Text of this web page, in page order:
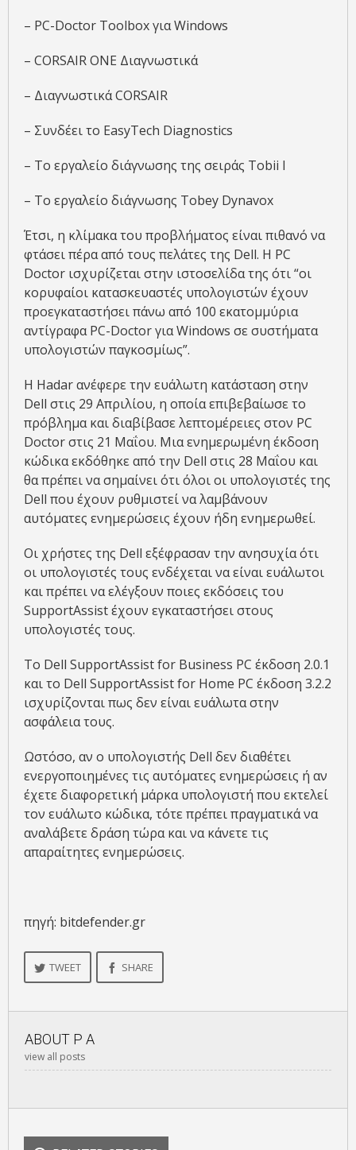
– PC-Doctor Toolbox για Windows
– CORSAIR ONE Διαγνωστικά
– Διαγνωστικά CORSAIR
– Συνδέει το EasyTech Diagnostics
– Το εργαλείο διάγνωσης της σειράς Tobii I
– Το εργαλείο διάγνωσης Tobey Dynavox
Έτσι, η κλίμακα του προβλήματος είναι πιθανό να
φτάσει πέρα ​​από τους πελάτες της Dell. Η PC
Doctor ισχυρίζεται στην ιστοσελίδα της ότι “οι
κορυφαίοι κατασκευαστές υπολογιστών έχουν
προεγκαταστήσει πάνω από 100 εκατομμύρια
αντίγραφα PC-Doctor για Windows σε συστήματα
υπολογιστών παγκοσμίως”.
Η Hadar ανέφερε την ευάλωτη κατάσταση στην
Dell στις 29 Απριλίου, η οποία επιβεβαίωσε το
πρόβλημα και διαβίβασε λεπτομέρειες στον PC
Doctor στις 21 Μαΐου. Μια ενημερωμένη έκδοση
κώδικα εκδόθηκε από την Dell στις 28 Μαΐου και
θα πρέπει να σημαίνει ότι όλοι οι υπολογιστές της
Dell που έχουν ρυθμιστεί να λαμβάνουν
αυτόματες ενημερώσεις έχουν ήδη ενημερωθεί.
Οι χρήστες της Dell εξέφρασαν την ανησυχία ότι
οι υπολογιστές τους ενδέχεται να είναι ευάλωτοι
και πρέπει να ελέγξουν ποιες εκδόσεις του
SupportAssist έχουν εγκαταστήσει στους
υπολογιστές τους.
Το Dell SupportAssist for Business PC έκδοση 2.0.1
και το Dell SupportAssist for Home PC έκδοση 3.2.2
ισχυρίζονται πως δεν είναι ευάλωτα στην
ασφάλεια τους.
Ωστόσο, αν ο υπολογιστής Dell δεν διαθέτει
ενεργοποιημένες τις αυτόματες ενημερώσεις ή αν
έχετε διαφορετική μάρκα υπολογιστή που εκτελεί
τον ευάλωτο κώδικα, τότε πρέπει πραγματικά να
αναλάβετε δράση τώρα και να κάνετε τις
απαραίτητες ενημερώσεις.
πηγή: bitdefender.gr
TWEET SHARE
ABOUT P A
view all posts